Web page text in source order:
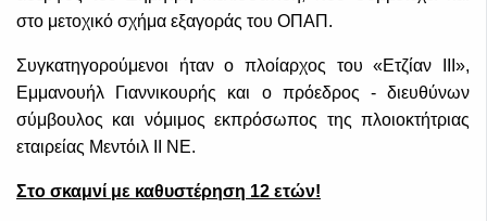
στο μετοχικό σχήμα εξαγοράς του ΟΠΑΠ.
Συγκατηγορούμενοι ήταν ο πλοίαρχος του «Ετζίαν ΙΙΙ»,
Εμμανουήλ Γιαννικουρής και ο πρόεδρος - διευθύνων
σύμβουλος και νόμιμος εκπρόσωπος της πλοιοκτήτριας
εταιρείας Μεντόιλ ΙΙ ΝΕ.
Στο σκαμνί με καθυστέρηση 12 ετών!